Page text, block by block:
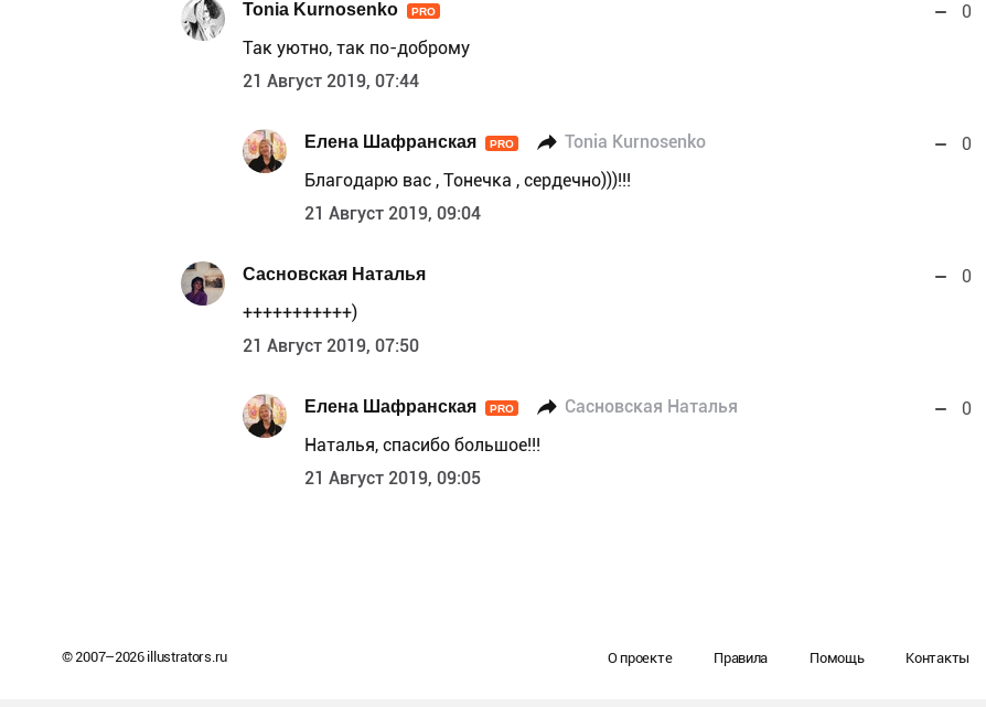
Tonia Kurnosenko PRO
0
Так уютно, так по-доброму
21 Август 2019, 07:44
Елена Шафранская PRO Tonia Kurnosenko
0
Благодарю вас , Тонечка , сердечно)))!!!
21 Август 2019, 09:04
Сасновская Наталья
0
+++++++++++)
21 Август 2019, 07:50
Елена Шафранская PRO Сасновская Наталья
0
Наталья, спасибо большое!!!
21 Август 2019, 09:05
© 2007–2026illustrators.ru О проекте Правила Помощь Контакты